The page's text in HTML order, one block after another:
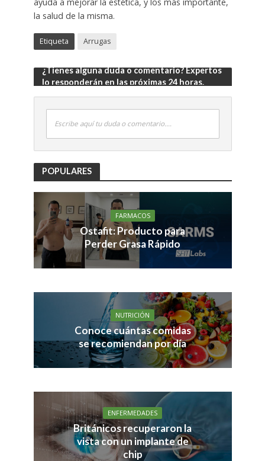
la salud de la misma.
Etiqueta Arrugas
¿Tienes alguna duda o comentario? Expertos
lo responderán en las próximas 24 horas.
Escribe aquí tu duda o comentario....
POPULARES
FARMACOS
Ostafit: Producto para
Perder Grasa Rápido
NUTRICIÓN
Conoce cuántas comidas
se recomiendan por día
ENFERMEDADES
Británicos recuperaron la
vista con un implante de
chip